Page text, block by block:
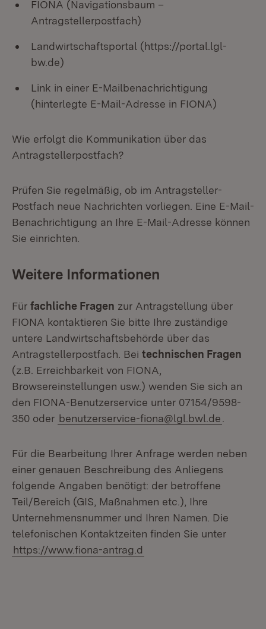
FIONA (Navigationsbaum –
Antragstellerpostfach)
Landwirtschaftsportal (https://portal.lgl-
bw.de)
Link in einer E-Mailbenachrichtigung
(hinterlegte E-Mail-Adresse in FIONA)
Wie erfolgt die Kommunikation über das
Antragstellerpostfach?
Prüfen Sie regelmäßig, ob im Antragsteller-
Postfach neue Nachrichten vorliegen. Eine E-Mail-
Benachrichtigung an Ihre E-Mail-Adresse können
Sie einrichten.
Weitere Informationen
Für fachliche Fragen zur Antragstellung über
FIONA kontaktieren Sie bitte Ihre zuständige
untere Landwirtschaftsbehörde über das
Antragstellerpostfach. Bei technischen Fragen
(z.B. Erreichbarkeit von FIONA,
Browsereinstellungen usw.) wenden Sie sich an
den FIONA-Benutzerservice unter 07154/9598-
350 oder benutzerservice-fiona@lgl.bwl.de
Für die Bearbeitung Ihrer Anfrage werden neben
einer genauen Beschreibung des Anliegens
folgende Angaben benötigt: der betroffene
Teil/Bereich (GIS, Maßnahmen etc.), Ihre
Unternehmensnummer und Ihren Namen. Die
telefonischen Kontaktzeiten finden Sie unter
https://www.fiona-antrag.d